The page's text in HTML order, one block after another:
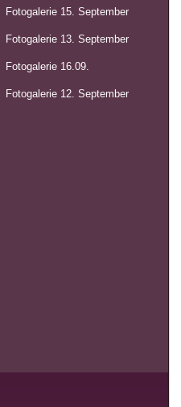
Fotogalerie 15. September
Fotogalerie 13. September
Fotogalerie 16.09.
Fotogalerie 12. September